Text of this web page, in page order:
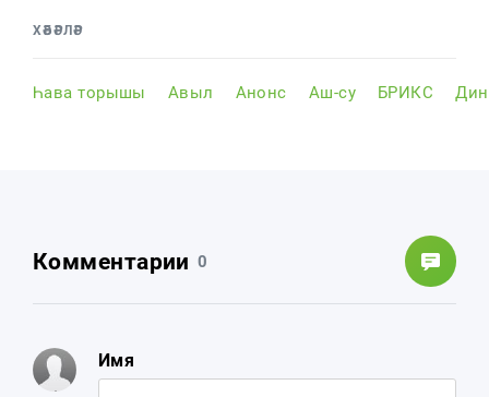
ХӘБӘРЛӘР
Һава торышы Авыл Анонс Аш-су БРИКС Дин
Комментарии 0
Имя